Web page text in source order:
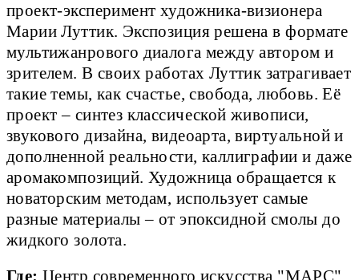
проект-эксперимент художника-визионера
Марии Луттик. Экспозиция решена в формате
мультижанрового диалога между автором и
зрителем. В своих работах Луттик затрагивает
такие темы, как счастье, свобода, любовь. Её
проект – синтез классической живописи,
звукового дизайна, видеоарта, виртуальной и
дополненной реальности, каллиграфии и даже
аромакомпозиций. Художница обращается к
новаторским методам, использует самые
разные материалы – от эпоксидной смолы до
жидкого золота.
Где:Центр современного искусства "МАРС"